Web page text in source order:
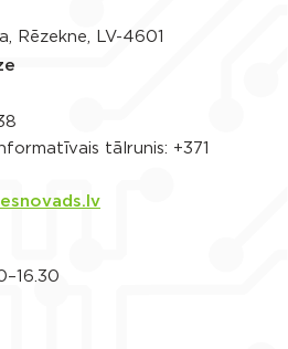
Rēzekne, LV-4601
tālrunis: +371